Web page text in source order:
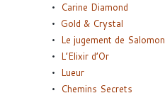
Carine Diamond
Gold & Crystal
Le jugement de Salomon
L’Elixir d’Or
Lueur
Chemins Secrets